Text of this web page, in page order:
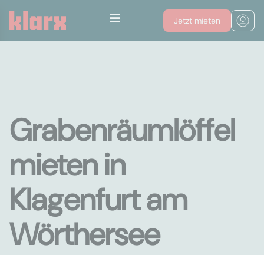
Jetzt mieten
Grabenräumlöffel
mieten in
Klagenfurt am
Wörthersee